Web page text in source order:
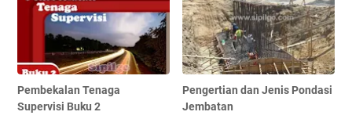
Pembekalan Tenaga
Supervisi Buku 2
Pengertian dan Jenis Pondasi
Jembatan